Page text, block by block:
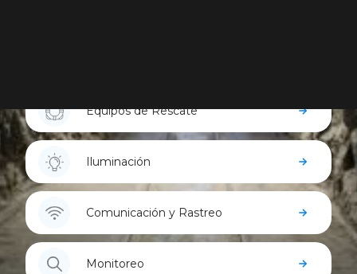
Equipos de Rescate
Iluminación
Comunicación y Rastreo
Monitoreo